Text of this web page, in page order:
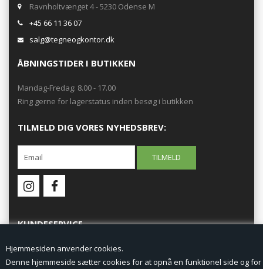
Hjemmesiden anvender cookies.
Denne hjemmeside sætter cookies for at opnå en funktionel side og for
Ravnholtvænget 4 - 5230 Odense M
+45 66 11 36 07
salg@tegneogkontor.dk
ÅBNINGSTIDER I BUTIKKEN
Mandag-Fredag: 8.00 - 17.00
Ring gerne for lagerstatus inden besøg i butikken
TILMELD DIG VORES NYHEDSBREV:
KUNDESERVICE
Forside